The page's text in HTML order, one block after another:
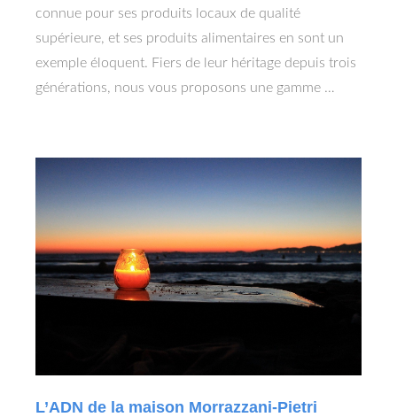
connue pour ses produits locaux de qualité
supérieure, et ses produits alimentaires en sont un
exemple éloquent. Fiers de leur héritage depuis trois
générations, nous vous proposons une gamme …
L’ADN de la maison Morrazzani-Pietri